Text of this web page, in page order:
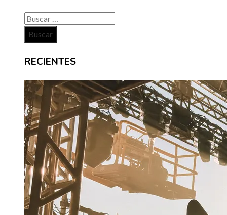
Buscar:
RECIENTES